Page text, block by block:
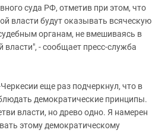
суда РФ, отметив при этом, что
власти будут оказывать всяческую
органам, не вмешиваясь в
власти", - сообщает пресс-служба
еще раз подчеркнул, что в
демократические принципы.
власти, но древо одно. Я намерен
этому демократическому